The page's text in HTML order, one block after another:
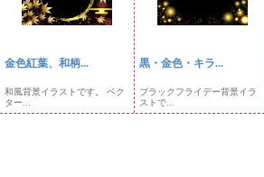
金色紅葉、和柄...
和風背景イラストです。 ベク
ター...
黒・金色・キラ...
ブラックフライデー背景イラ
ストで...